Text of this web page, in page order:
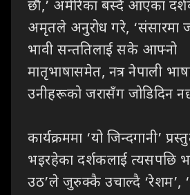
छौं,’ अमेरिका बस्दै आएका
अमृतले अनुरोध गरे, ‘संसारमा
भावी सन्ततिलाई सके आफ्नो
मातृभाषासमेत, नत्र नेपाली
उनीहरूको जरासँग जोडिदिन
कार्यक्रममा ‘यो जिन्दगानी’
भइरहेका दर्शकलाई त्यसपछि
उठ’ले जुरुक्कै उचाल्दै ‘रेशम’, ‘